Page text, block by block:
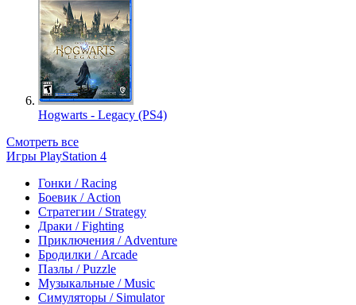
Hogwarts - Legacy (PS4)
Смотреть все
Игры PlayStation 4
Гонки / Racing
Боевик / Action
Стратегии / Strategy
Драки / Fighting
Приключения / Adventure
Бродилки / Arcade
Пазлы / Puzzle
Музыкальные / Music
Симуляторы / Simulator